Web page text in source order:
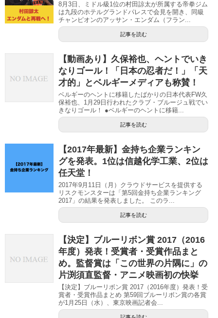
8月3日、ミドル級1位の村田諒太が所属する帝拳ジム
は九段のホテルグランドパレスで会見を開き、同級
チャンピオンのアッサン・エンダム（フラン...
記事を読む
【動画あり】久保裕也、ヘントでいき
なりゴール！「日本の忍者だ！」「天
才的」とベルギーメディアも称賛！
ベルギーのヘントに移籍したばかりの日本代表FW久
保裕也、1月29日行われたクラブ・ブルージュ戦でい
きなりゴール！ ●ベルギーのヘントに移籍...
記事を読む
【2017年最新】金持ち企業ランキン
グを発表。1位は信越化学工業、2位は
任天堂！
2017年9月11日（月）クラウドサービスを提供する
リスクモンスターは「第5回金持ち企業ランキング
2017」の結果を発表しました。 このラ...
記事を読む
【決定】ブルーリボン賞 2017（2016
年度）発表！受賞者・受賞作品まと
め。監督賞は「この世界の片隅に」の
片渕須直監督・アニメ映画初の快挙
【決定】ブルーリボン賞 2017（2016年度）発表！受
賞者・受賞作品まとめ 第59回ブルーリボン賞の各賞
が1月25日（水）、東京映画記者会...